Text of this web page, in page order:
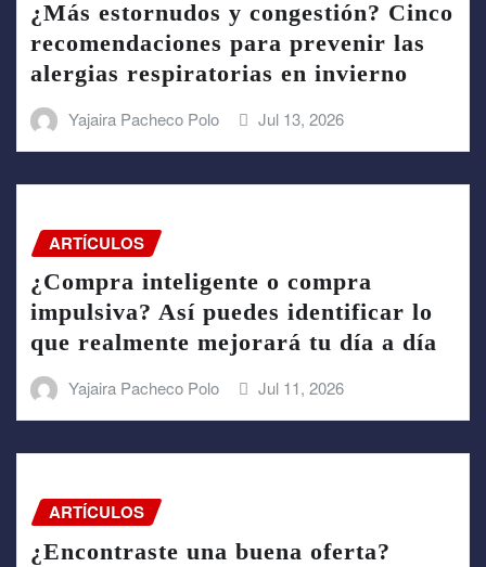
¿Más estornudos y congestión? Cinco
recomendaciones para prevenir las
alergias respiratorias en invierno
Yajaira Pacheco Polo Jul 13, 2026
ARTÍCULOS
¿Compra inteligente o compra
impulsiva? Así puedes identificar lo
que realmente mejorará tu día a día
Yajaira Pacheco Polo Jul 11, 2026
ARTÍCULOS
¿Encontraste una buena oferta?